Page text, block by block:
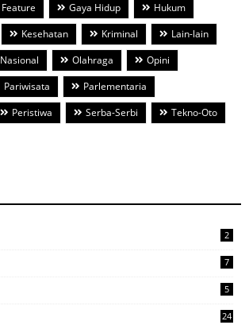
Feature Gaya Hidup
Hukum
Kesehatan Kriminal
Lain-lain
Nasional Olahraga
Opini
Pariwisata
Parlementaria
Peristiwa Serba-Serbi Tekno-Oto
2
7
5
24